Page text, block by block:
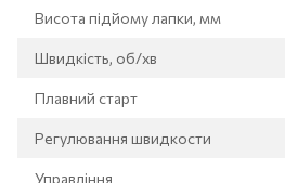
Висота підйому лапки, мм
Швидкість, об/хв
Плавний старт
Регулювання швидкости
Управління